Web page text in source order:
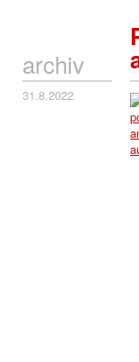
archiv
31.8.2022